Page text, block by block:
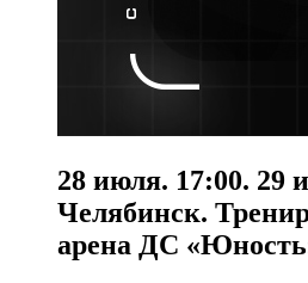
28 июля. 17:00. 29
Челябинск.
арена ДС